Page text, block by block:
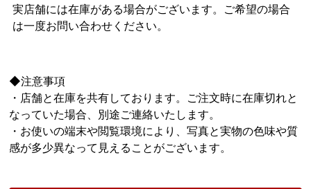
実店舗には在庫がある場合がございます。ご希望の場合
は一度お問い合わせください。
◆注意事項
・店舗と在庫を共有しております。ご注文時に在庫切れと
なっていた場合、別途ご連絡いたします。
・お使いの端末や閲覧環境により、写真と実物の色味や質
感が多少異なって見えることがございます。